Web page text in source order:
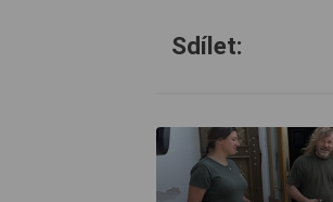
Sdílet: